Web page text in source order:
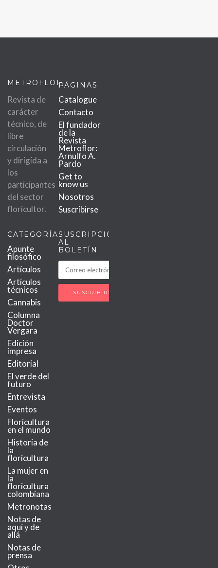
METROFLOR
Revista de
carácter
técnico, de
libre
circulación
y dirigida a
los
participantes
del sector
floricultor.
PÁGINAS
Catalogue
Contacto
El fundador
de la
Revista
Metroflor:
Arnulfo A.
Pardo
Get to
know us
Nosotros
Suscribirse
CATEGORÍAS
Apunte
filosófico
Artículos
Artículos
técnicos
Cannabis
Columna
Doctor
Vergara
Edición
impresa
Editorial
El verde del
futuro
Entrevista
Eventos
Floricultura
en el mundo
Historia de
la
floricultura
La mujer en
la
floricultura
colombiana
Metronotas
Notas de
aquí y de
allá
Notas de
prensa
SUSCRIPCIÓN
AL
BOLETÍN